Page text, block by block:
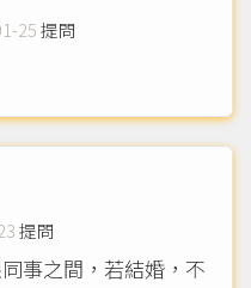
25提問
提問
事之間，若結婚，不